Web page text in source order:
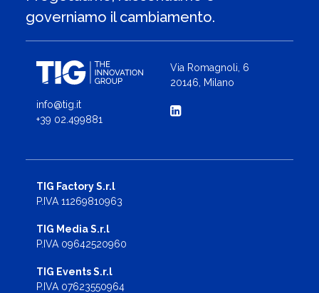
governiamo il cambiamento.
info@tig.it
+39 02.499881
Via Romagnoli, 6
20146, Milano
TIG Factory S.r.l
P.IVA 11269810963
TIG Media S.r.l
P.IVA 09642520960
TIG Events S.r.l
P.IVA 07623550964